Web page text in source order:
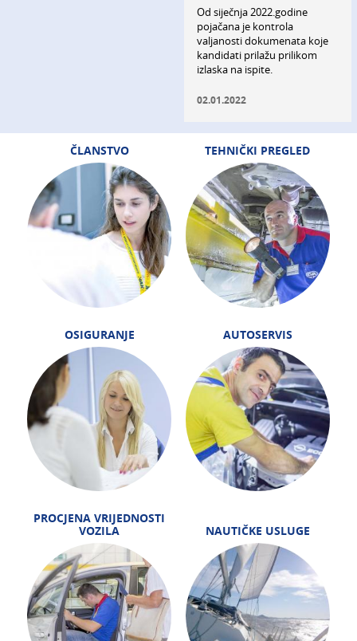
Od siječnja 2022.godine
pojačana je kontrola
valjanosti dokumenata koje
kandidati prilažu prilikom
izlaska na ispite.
02.01.2022
ČLANSTVO TEHNIČKI PREGLED
OSIGURANJE AUTOSERVIS
PROCJENA VRIJEDNOSTI
VOZILA
NAUTIČKE USLUGE